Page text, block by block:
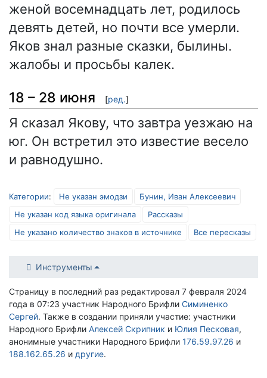
женой восемнадцать лет, родилось
девять детей, но почти все умерли.
Яков знал разные сказки, былины.
жалобы и просьбы калек.
18 – 28 июня [ред.]
Я сказал Якову, что завтра уезжаю на
юг. Он встретил это известие весело
и равнодушно.
Категории: Не указан эмодзи
Бунин, Иван Алексеевич
Не указан код языка оригинала
Рассказы
Не указано количество знаков в источнике
Все пересказы
Инструменты
Страницу в последний раз редактировал 7 февраля 2024
года в 07:23 участник Народного Брифли Симиненко
Сергей. Также в создании приняли участие: участники
Народного Брифли Алексей Скрипник и Юлия Песковая,
анонимные участники Народного Брифли 176.59.97.26 и
188.162.65.26 и другие.